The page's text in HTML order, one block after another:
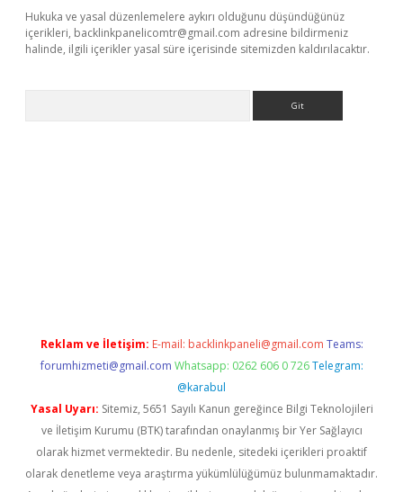
Hukuka ve yasal düzenlemelere aykırı olduğunu düşündüğünüz
içerikleri, backlinkpanelicomtr@gmail.com adresine bildirmeniz
halinde, ilgili içerikler yasal süre içerisinde sitemizden kaldırılacaktır.
Reklam ve İletişim: E-mail: backlinkpaneli@gmail.com Teams:
forumhizmeti@gmail.com Whatsapp: 0262 606 0 726 Telegram:
@karabul
Yasal Uyarı: Sitemiz, 5651 Sayılı Kanun gereğince Bilgi Teknolojileri
ve İletişim Kurumu (BTK) tarafından onaylanmış bir Yer Sağlayıcı
olarak hizmet vermektedir. Bu nedenle, sitedeki içerikleri proaktif
olarak denetleme veya araştırma yükümlülüğümüz bulunmamaktadır.